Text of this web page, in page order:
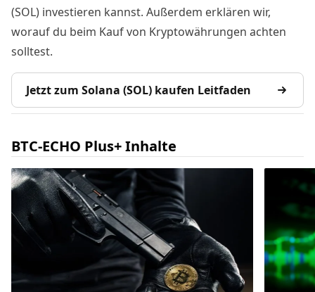
(SOL) investieren kannst. Außerdem erklären wir,
worauf du beim Kauf von Kryptowährungen achten
solltest.
Jetzt zum Solana (SOL) kaufen Leitfaden
BTC-ECHO Plus+ Inhalte